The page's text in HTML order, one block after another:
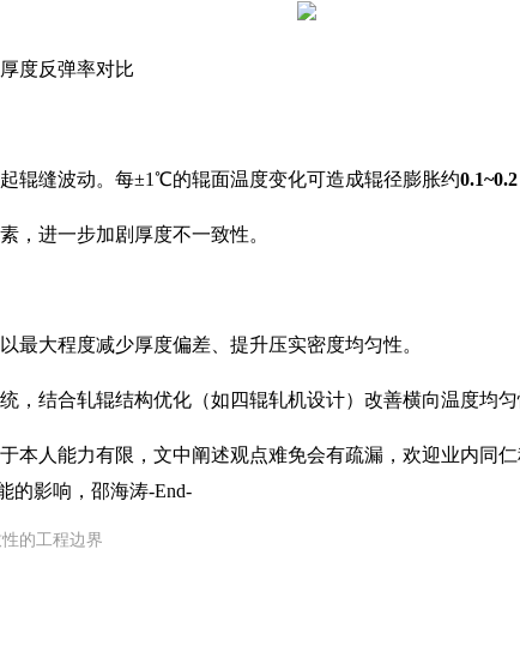
度反弹率对比
辊缝波动。每±1℃的辊面温度变化可造成辊径膨胀约
，进一步加剧厚度不一致性。
最大程度减少厚度偏差、提升压实密度均匀性。
，结合轧辊结构优化（如四辊轧机设计）改善横向温度均
本人能力有限，文中阐述观点难免会有疏漏，欢迎业内同
的影响，邵海涛-End-
的工程边界